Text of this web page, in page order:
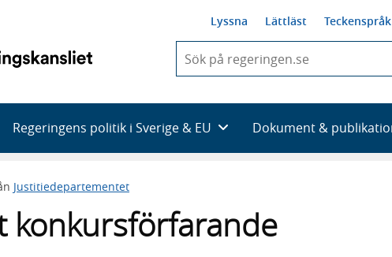
Lyssna Lättläst Teckenspråk
du
skriva
framträder
en
Regeringens politik i Sverige & EU Dokument &
Justitiedepartementet
konkursförfarande